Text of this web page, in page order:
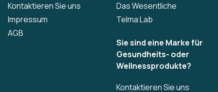
Kontaktieren Sie uns
Impressum
AGB
Das Wesentliche
Telma Lab
Sie sind eine Marke für
Gesundheits- oder
Wellnessprodukte?
Kontaktieren Sie uns